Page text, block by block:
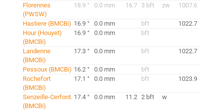
Florennes
(PWSW)
18.9 ° 0.0 mm 16.7 3 bft zw 1007.6
Hastiere (BMCBi) 16.9 ° 0.0 mm bft
1022.7
Hour (Houyet)
(BMCBi)
16.9 ° 0.0 mm bft
Landenne
(BMCBi)
17.3 ° 0.0 mm bft 1022.7
Pessoux (BMCBi) 16.2 ° 0.0 mm
bft
Rochefort
(BMCBi)
17.1 ° 0.0 mm bft 1023.9
Senzeille-Cerfont.
(BMCBi)
17.4 ° 0.0 mm 11.2 2 bft w